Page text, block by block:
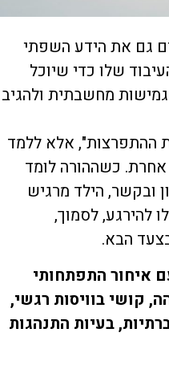
גם את הידע השפתי
שלו כדי שיוכל
מחשבתית ולהגיב
ההתפרצות", אלא ללמד
אחרת. כשההורה לומד
ובקשר, הילד מרגיש
להירגע, לסמוך,
הבא.
איחור התפתחותי
קושי בוויסות רגשי,
בעיות התנהגות